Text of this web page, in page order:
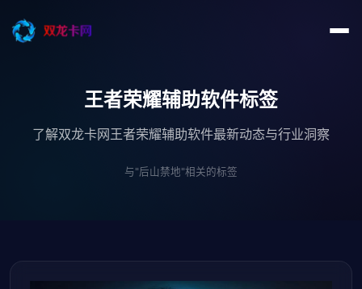
王者荣耀辅助软件标签
了解双龙卡网王者荣耀辅助软件最新动态与行业洞察
与"后山禁地"相关的标签